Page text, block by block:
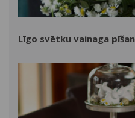
Līgo svētku vainaga